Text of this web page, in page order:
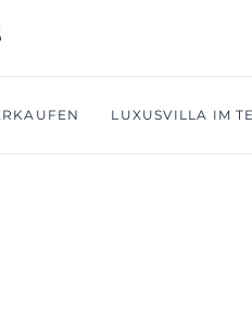
LUXUSVILLA IM